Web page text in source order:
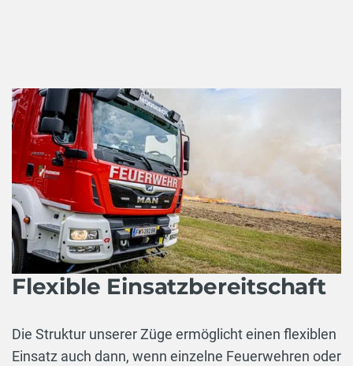
Flexible Einsatzbereitschaft
Die Struktur unserer Züge ermöglicht einen flexiblen
Einsatz auch dann, wenn einzelne Feuerwehren oder